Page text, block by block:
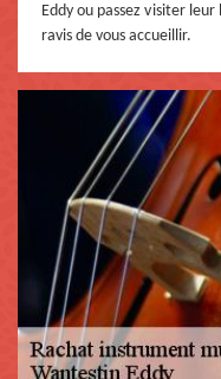
Eddy ou passez visiter
ravis de vous accueillir.